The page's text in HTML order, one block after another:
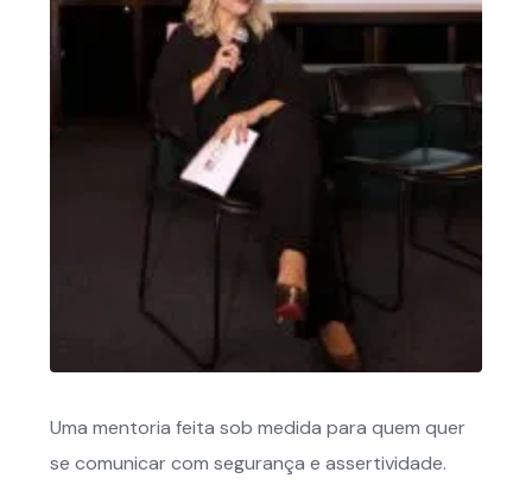
Uma mentoria feita sob medida para quem quer
se comunicar com segurança e assertividade.